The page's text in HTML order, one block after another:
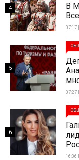
В
07:17
4
07:27
5
16:36
6